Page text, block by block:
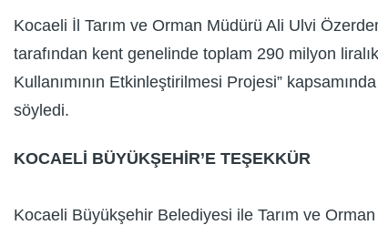
Kocaeli İl Tarım ve Orman Müdürü Ali Ulvi
tarafından kent genelinde toplam 290 milyon
Kullanımının Etkinleştirilmesi Projesi”
söyledi.
KOCAELİ BÜYÜKŞEHİR’E TEŞEKKÜR
Kocaeli Büyükşehir Belediyesi ile Tarım ve